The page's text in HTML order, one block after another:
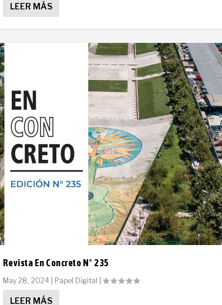
LEER MÁS
Revista En Concreto N° 235
May 28, 2024| Papel Digital
LEER MÁS